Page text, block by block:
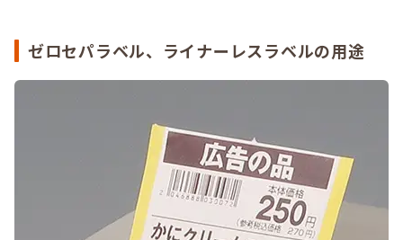
ゼロセパラベル、ライナーレスラベルの用途